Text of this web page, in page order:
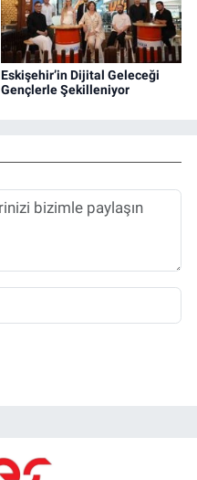
Eskişehir’in Dijital Geleceği
Gençlerle Şekilleniyor